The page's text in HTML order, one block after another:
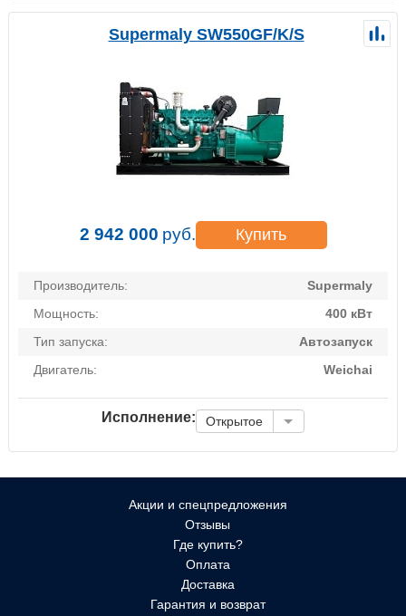
Supermaly SW550GF/K/S
2 942 000 руб. Купить
Производитель:
Supermaly
Мощность:
400 кВт
Тип запуска:
Автозапуск
Двигатель:
Weichai
Исполнение: Открытое
Акции и спецпредложения
Отзывы
Где купить?
Оплата
Доставка
Гарантия и возврат